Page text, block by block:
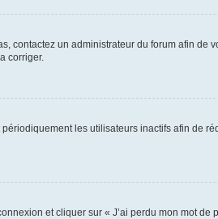
contactez un administrateur du forum afin de
corriger.
les utilisateurs inactifs afin de
et cliquer sur « J’ai perdu mon mot de